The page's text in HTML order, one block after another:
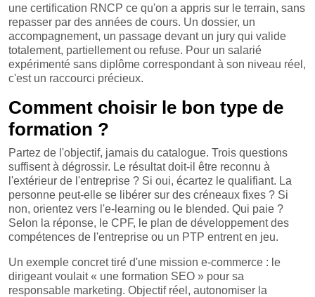
une certification RNCP ce qu'on a appris sur le terrain, sans
repasser par des années de cours. Un dossier, un
accompagnement, un passage devant un jury qui valide
totalement, partiellement ou refuse. Pour un salarié
expérimenté sans diplôme correspondant à son niveau réel,
c'est un raccourci précieux.
Comment choisir le bon type de
formation ?
Partez de l'objectif, jamais du catalogue. Trois questions
suffisent à dégrossir. Le résultat doit-il être reconnu à
l'extérieur de l'entreprise ? Si oui, écartez le qualifiant. La
personne peut-elle se libérer sur des créneaux fixes ? Si
non, orientez vers l'e-learning ou le blended. Qui paie ?
Selon la réponse, le CPF, le plan de développement des
compétences de l'entreprise ou un PTP entrent en jeu.
Un exemple concret tiré d'une mission e-commerce : le
dirigeant voulait « une formation SEO » pour sa
responsable marketing. Objectif réel, autonomiser la